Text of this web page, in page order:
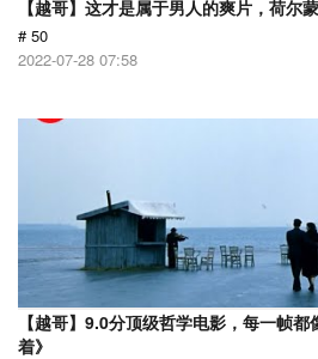
【越哥】这才是属于男人的爽片，荷尔
# 50
2022-07-28 07:58
【越哥】9.0分顶级哲学电影，每一帧
着》